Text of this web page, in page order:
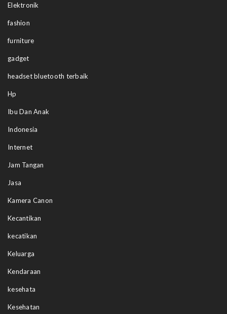
Elektronik
fashion
furniture
gadget
headset bluetooth terbaik
Hp
Ibu Dan Anak
Indonesia
Internet
Jam Tangan
Jasa
Kamera Canon
Kecantikan
kecatikan
Keluarga
Kendaraan
kesehata
Kesehatan